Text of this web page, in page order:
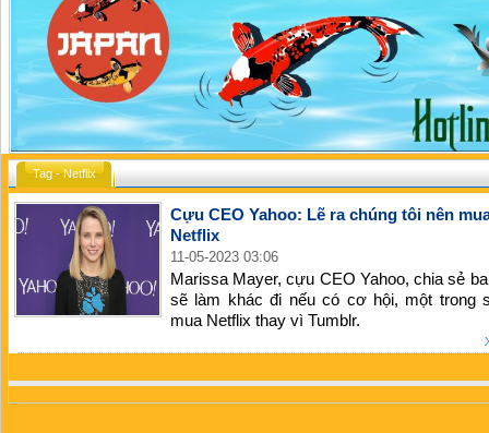
Tag - Netflix
Cựu CEO Yahoo: Lẽ ra chúng tôi nên
Netflix
11-05-2023 03:06
Marissa Mayer, cựu CEO Yahoo, chia sẻ
sẽ làm khác đi nếu có cơ hội, một trong
mua Netflix thay vì Tumblr.